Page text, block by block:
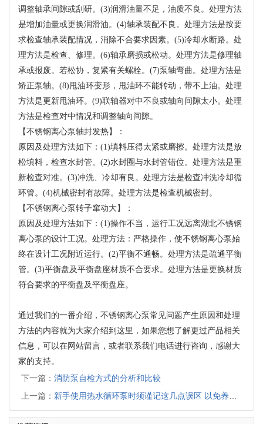
调整轴承间隙或刮研。(3)润滑油量不足，油质不良。处理方法
是增加油量或更换润滑油。(4)轴承装配不良。处理方法是按要
求检查轴承装配情况，消除不合要求因素。(5)冷却水断路。处
理方法是检查、修理。(6)轴承磨损或松动。处理方法是修理轴
承或报废。若松协，复紧有关螺栓。(7)泵轴弯曲。处理方法是
矫正泵轴。(8)甩油环变形，甩油环不能转动，带不上油。处理
方法是更新甩油环。(9)联轴器对中不良或轴向间隙太小。处理
方法是检查对中情况和调整轴向间隙。
【不锈钢离心泵轴封发热】：
原因及处理方法如下：(1)填料压得太紧或磨擦。处理方法是放
松填料，检查水封管。(2)水封圈与水封管错位。处理方法是重
新检查对准。(3)冲洗、冷却有良。处理方法是检查冲洗冷却循
环管。(4)机械密封有故障。处理方法是检查机械密封。
【不锈钢离心泵转子窜动大】：
原因及处理方法如下：(1)操作不当，运行工况远离湖北不锈钢
离心泵的设计工况。处理方法：严格操作，使不锈钢离心泵始
终在设计工况附近运行。(2)平衡不通畅。处理方法是疏通平衡
管。(3)平衡盘及平衡盘座材质不合要求。处理方法是更换材质
符合要求的平衡盘及平衡盘座。
通过我们的一番介绍，不锈钢离心泵常见问题产生原因和处理
方法的内容就为大家介绍到这里，如果您想了解更过产品相关
信息，可以在网站留言，或者联系我们电话进行咨询，感谢大
家的支持。
下一篇： 消防泵自检方式的分析和比较
上一篇： 新手使用热水循环泵时须谨记这几点误区 以免养习难改